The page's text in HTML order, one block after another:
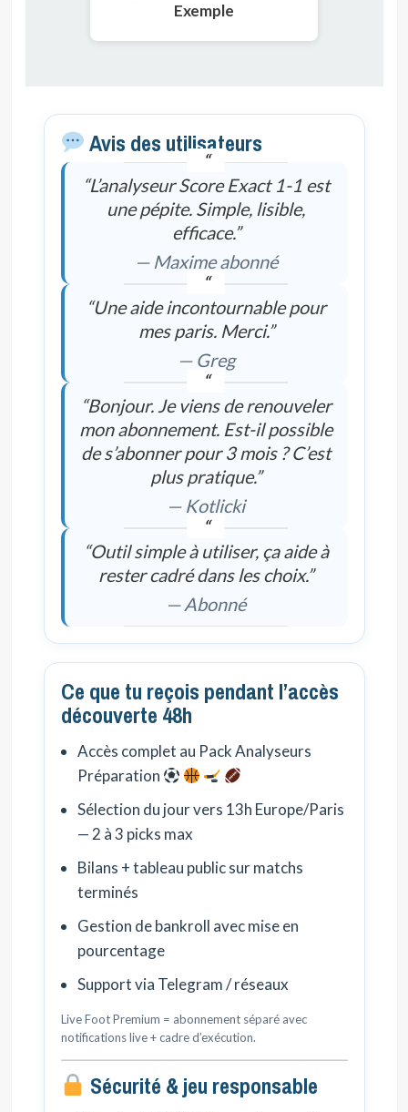
Exemple
Avis des utilisateurs
“L’analyseur Score Exact 1-1 est
une pépite. Simple, lisible,
efficace.”
— Maxime abonné
“Une aide incontournable pour
mes paris. Merci.”
— Greg
“Bonjour. Je viens de renouveler
mon abonnement. Est-il possible
de s’abonner pour 3 mois ? C’est
plus pratique.”
— Kotlicki
“Outil simple à utiliser, ça aide à
rester cadré dans les choix.”
— Abonné
Ce que tu reçois pendant l’accès
découverte 48h
Accès complet au Pack Analyseurs
Préparation
Sélection du jour vers 13h Europe/Paris
— 2 à 3 picks max
Bilans + tableau public sur matchs
terminés
Gestion de bankroll avec mise en
pourcentage
Support via Telegram / réseaux
Live Foot Premium = abonnement séparé avec
notifications live + cadre d’exécution.
Sécurité & jeu responsable